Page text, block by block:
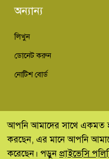
অন্যান্য
লিখুন
ডোনেট করুন
নোটিশ বোর্ড
© কিভাবে ইনফো -
আপনি আমাদের সাথে একমত
করছেন, এর মানে আপনি
করেছেন। পড়ুন প্রাইভেসি